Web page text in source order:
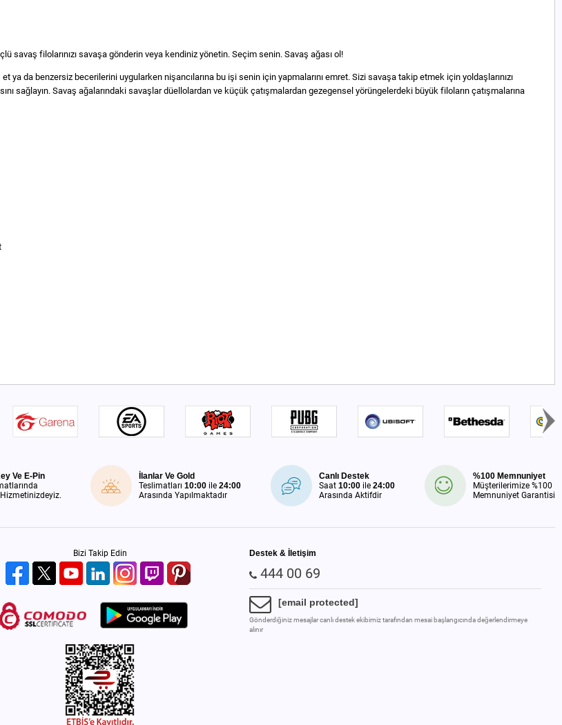
savaş filolarınızı savaşa gönderin veya kendiniz yönetin. Seçim senin. Savaş ağası ol!
da benzersiz becerilerini uygularken nişancılarına bu işi senin için yapmalarını emret. Sizi savaşa takip etmek için yoldaşlarınızı
sağlayın. Savaş ağalarındaki savaşlar düellolardan ve küçük çatışmalardan gezegensel yörüngelerdeki büyük filoların çatışmalarına
Ve E-Pin
İlanlar Ve Gold
Teslimatları10:00 ile24:00
Arasında Yapılmaktadır
Canlı Destek
Saat10:00 ile24:00
Arasında Aktifdir
%100 Memnuniyet
Müşterilerimize %100
Memnuniyet Garantisi
Bizi Takip Edin Destek & İletişim
444 00 69
[email protected]
Gönderdiğiniz mesajlar canlı destek ekibimiz tarafından mesai başlangıcında değerlendirmeye
alınır